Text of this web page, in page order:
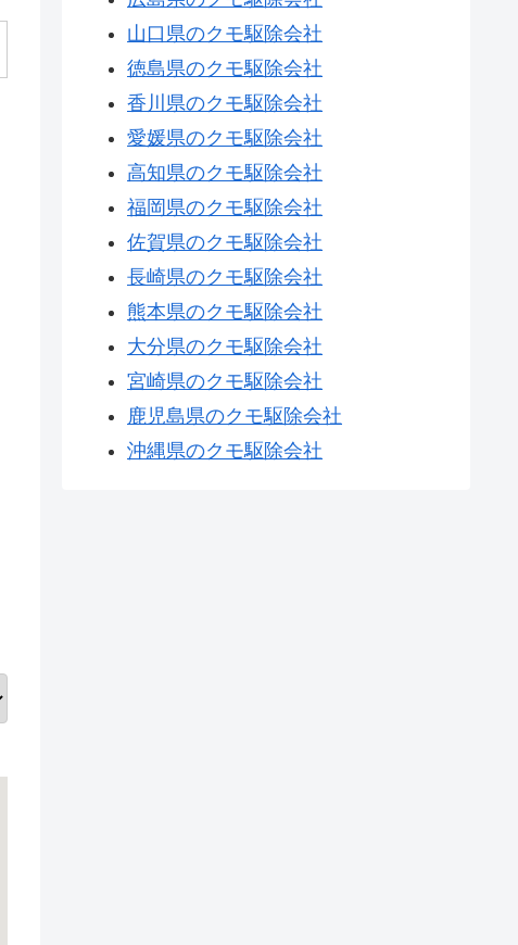
山口県のクモ駆除会社
徳島県のクモ駆除会社
香川県のクモ駆除会社
愛媛県のクモ駆除会社
高知県のクモ駆除会社
福岡県のクモ駆除会社
佐賀県のクモ駆除会社
長崎県のクモ駆除会社
熊本県のクモ駆除会社
大分県のクモ駆除会社
宮崎県のクモ駆除会社
鹿児島県のクモ駆除会社
沖縄県のクモ駆除会社